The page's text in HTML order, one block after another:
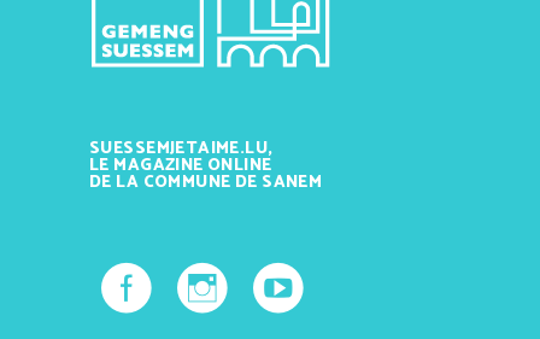
SUESSEMJETAIME.LU,
LE MAGAZINE ONLINE
DE LA COMMUNE DE SANEM